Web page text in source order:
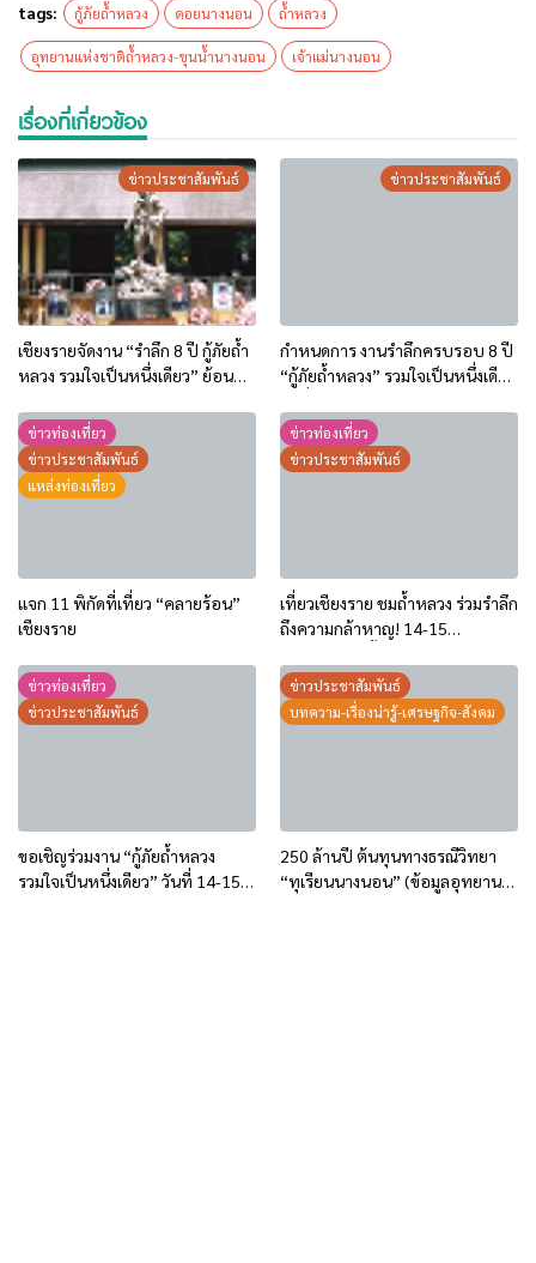
tags: กู้ภัยถ้ำหลวง ดอยนางนอน ถ้ำหลวง
อุทยานแห่งชาติถ้ำหลวง-ขุนน้ำนางนอน เจ้าแม่นางนอน
เรื่องที่เกี่ยวข้อง
ข่าวประชาสัมพันธ์
เชียงรายจัดงาน “รำลึก 8 ปี กู้ภัยถ้ำ
หลวง รวมใจเป็นหนึ่งเดียว” ย้อน
เที่ยวเชิงอนุรักษ์
ข่าวประชาสัมพันธ์
กำหนดการ งานรำลึกครบรอบ 8 ปี
“กู้ภัยถ้ำหลวง” รวมใจเป็นหนึ่งเดียว
ข่าวท่องเที่ยว
ข่าวประชาสัมพันธ์
แหล่งท่องเที่ยว
แจก 11 พิกัดที่เที่ยว “คลายร้อน”
เชียงราย
ข่าวท่องเที่ยว
ข่าวประชาสัมพันธ์
เที่ยวเชียงราย ชมถ้ำหลวง ร่วมรำลึก
ถึงความกล้าหาญ! 14-15
ข่าวท่องเที่ยว
ข่าวประชาสัมพันธ์
ขอเชิญร่วมงาน “กู้ภัยถ้ำหลวง
รวมใจเป็นหนึ่งเดียว” วันที่ 14-15
ข่าวประชาสัมพันธ์
บทความ-เรื่องน่ารู้-เศรษฐกิจ-สังคม
250 ล้านปี ต้นทุนทางธรณีวิทยา
“ทุเรียนนางนอน” (ข้อมูลอุทยาน